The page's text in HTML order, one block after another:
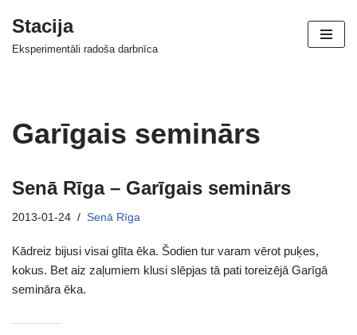
Skip
Stacija
Eksperimentāli radoša darbnīca
Garīgais seminārs
Senā Rīga – Garīgais seminārs
2013-01-24 Senā Rīga
Kādreiz bijusi visai glīta ēka. Šodien tur varam vērot puķes,
kokus. Bet aiz zaļumiem klusi slēpjas tā pati toreizējā Garīgā
semināra ēka.